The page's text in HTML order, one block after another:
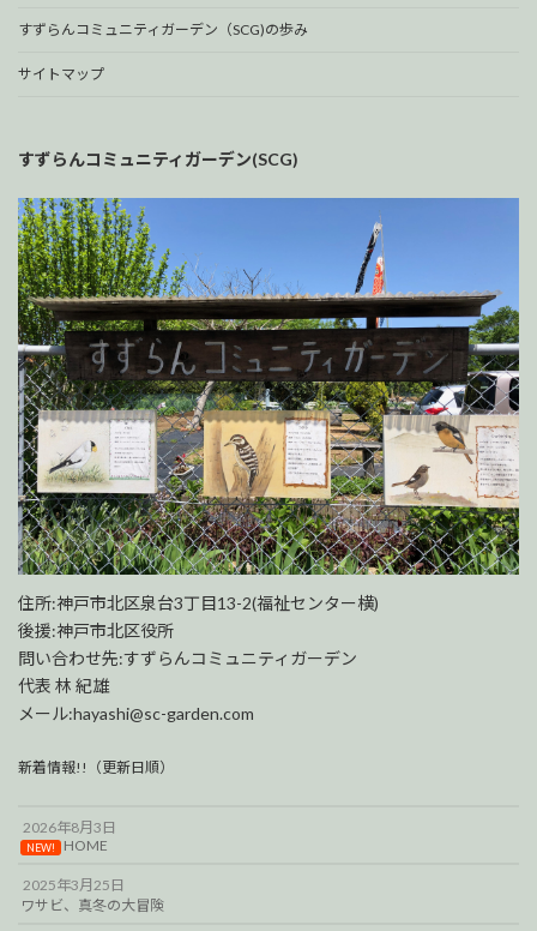
すずらんコミュニティガーデン（SCG)の歩み
サイトマップ
すずらんコミュニティガーデン(SCG)
住所:神戸市北区泉台3丁目13-2(福祉センター横)
後援:神戸市北区役所
問い合わせ先:すずらんコミュニティガーデン
代表 林 紀雄
メール:hayashi@sc-garden.com
新着情報!!（更新日順）
2026年8月3日
NEW! HOME
2025年3月25日
ワサビ、真冬の大冒険